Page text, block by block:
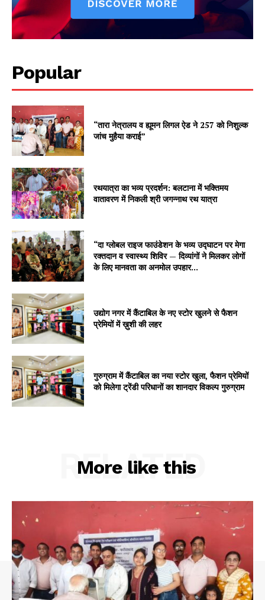
Popular
“तारा नेत्रालय व ह्यूमन लिगल ऐड ने 257 को निशुल्क
जांच मुहैया कराई”
रथयात्रा का भव्य प्रदर्शन: बलटाना में भक्तिमय
वातावरण में निकली श्री जगन्नाथ रथ यात्रा
“दा ग्लोबल राइज फाउंडेशन के भव्य उद्घाटन पर मेगा
रक्तदान व स्वास्थ्य शिविर — दिव्यांगों ने मिलकर लोगों
के लिए मानवता का अनमोल उपहार...
उद्योग नगर में कैंटाबिल के नए स्टोर खुलने से फैशन
प्रेमियों में ख़ुशी की लहर
गुरुग्राम में कैंटाबिल का नया स्टोर खुला, फैशन प्रेमियों
को मिलेगा ट्रेंडी परिधानों का शानदार विकल्प गुरुग्राम
More like this
RELATED